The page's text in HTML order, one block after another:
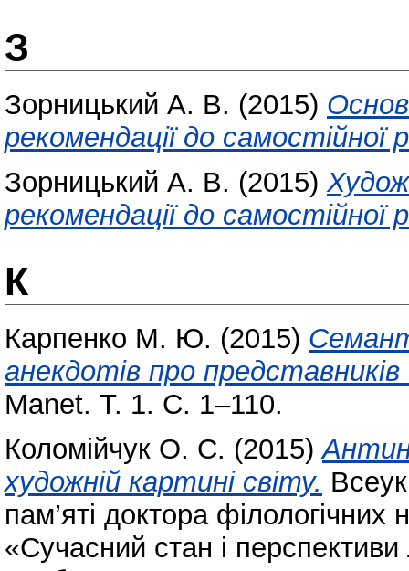
З
Зорницький А. В. (2015)
рекомендації до самостійної
Зорницький А. В. (2015)
рекомендації до самостійної
К
Карпенко М. Ю. (2015)
анекдотів про
Manet. Т. 1. С. 1–110.
Коломійчук О. С. (2015)
художній картині світу.
пам’яті доктора
«Сучасний стан і перспективи